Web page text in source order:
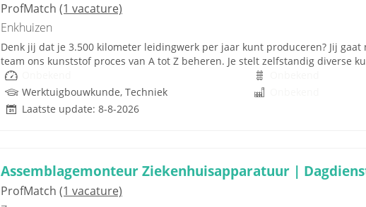
ProfMatch (1 vacature)
Enkhuizen
Denk jij dat je 3.500 kilometer leidingwerk per jaar kunt produceren? Jij
team ons kunststof proces van A tot Z beheren. Je stelt zelfstandig diverse
Werktuigbouwkunde, Techniek
Laatste update: 8-8-2026
Assemblagemonteur Ziekenhuisapparatuur |
ProfMatch (1 vacature)